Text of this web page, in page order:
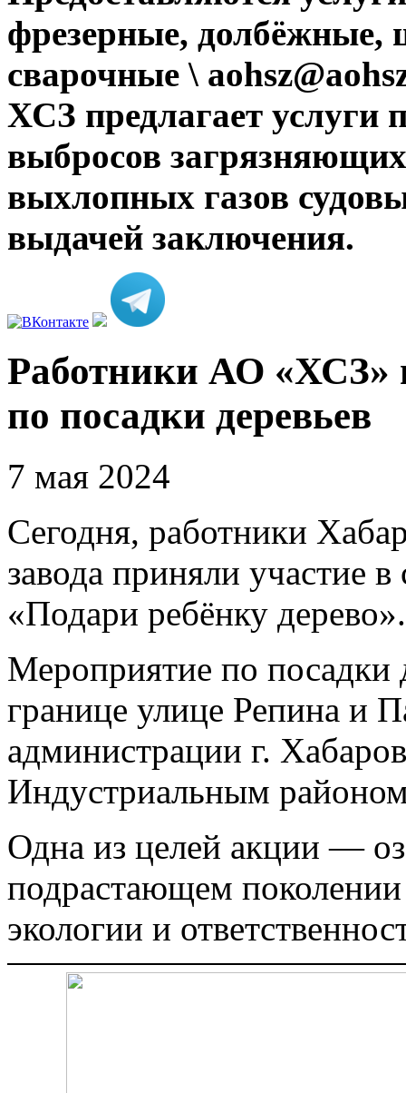
фрезерные, долбёжные,
сварочные \
ХСЗ предлагает услуги
выбросов
выхлопных газов
выдачей заключения.
Работники АО «ХСЗ»
по посадки деревьев
7 мая 2024
Сегодня, работники
завода приняли участие
«Подари ребёнку дерево».
Мероприятие по посадки
границе улице Репина и
администрации г.
Индустриальным
Одна из целей акции —
подрастающем
экологии и